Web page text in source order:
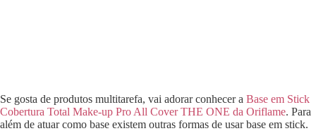
Se gosta de produtos multitarefa, vai adorar conhecer a Base em Stick
Cobertura Total Make-up Pro All Cover THE ONE da Oriflame. Para
além de atuar como base existem outras formas de usar base em stick.